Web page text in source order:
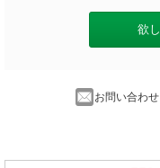
欲
お問い合わせ